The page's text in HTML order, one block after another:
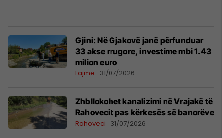
Gjini: Në Gjakovë janë përfunduar
33 akse rrugore, investime mbi 1.43
milion euro
Lajme 31/07/2026
Zhbllokohet kanalizimi në Vrajakë të
Rahovecit pas kërkesës së banorëve
Rahoveci 31/07/2026